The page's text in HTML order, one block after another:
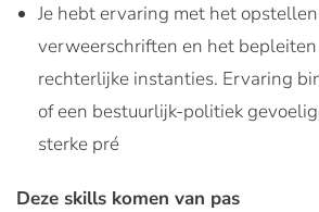
Je hebt ervaring met het
verweerschriften en het
rechterlijke instanties. Ervaring
of een bestuurlijk-politiek
sterke pré
Deze skills komen van pas